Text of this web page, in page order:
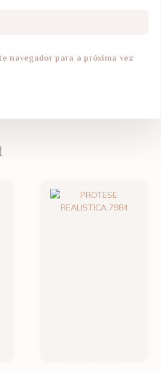
navegador para a próxima vez